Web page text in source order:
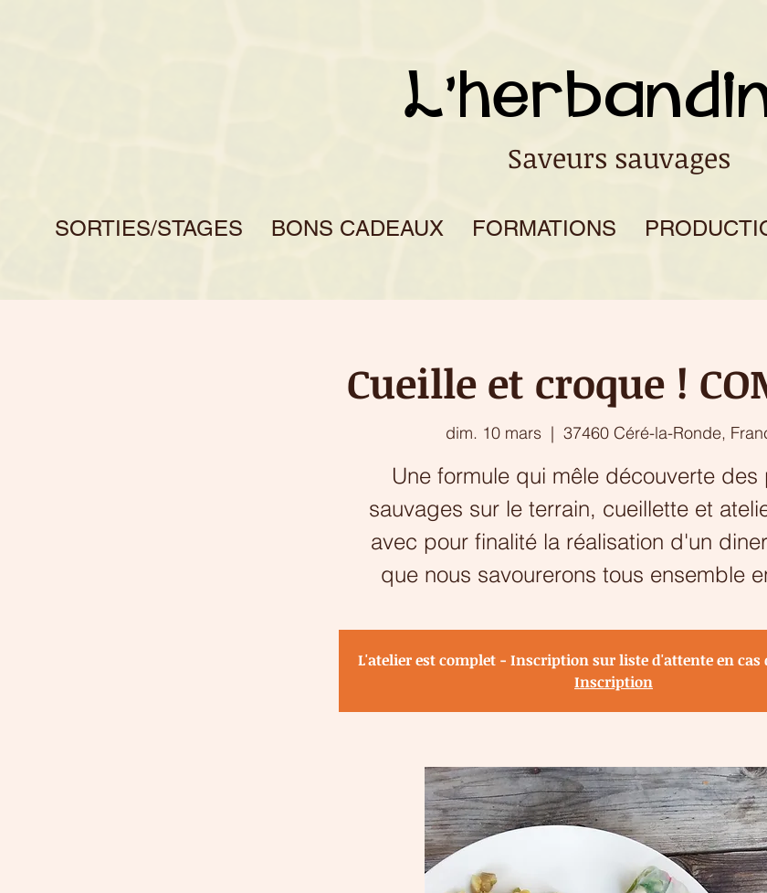
Saveurs sauvages
SORTIES/STAGES BONS CADEAUX FORMATIONS
Cueille et croque !
dim. 10 mars
  |
37460 Céré-la-Ronde,
Une formule qui mêle découverte des
sauvages sur le terrain, cueillette et
avec pour finalité la réalisation d'un
que nous savourerons tous ensemble
L'atelier est complet - Inscription sur liste d'attente en cas
Inscription